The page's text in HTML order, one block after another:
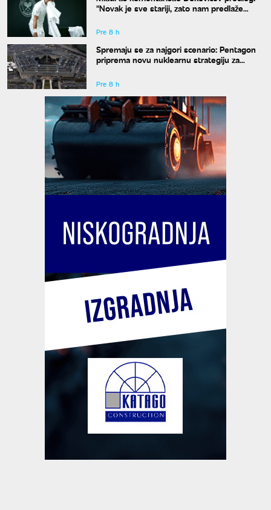
"Novak je sve stariji, zato nam predlaže
Pre 8 h
Spremaju se za najgori scenario: Pentagon
priprema novu nuklearnu strategiju za
Pre 8 h